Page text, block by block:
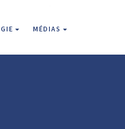
MÉDIAS